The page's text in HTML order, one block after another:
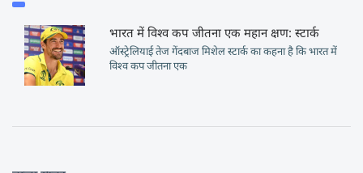
भारत में विश्व कप जीतना एक महान क्षण: स्टार्क
ऑस्ट्रेलियाई तेज गेंदबाज मिशेल स्टार्क का कहना है कि भारत में
विश्व कप जीतना एक